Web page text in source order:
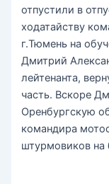
отпустили в
ходатайству
г.Тюмень на
Дмитрий
лейтенанта,
часть. Вскоре
Оренбургскую
командира
штурмовиков на